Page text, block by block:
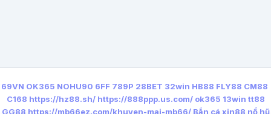
69VN OK365 NOHU90 6FF 789P 28BET 32win HB88 FLY88 CM88
C168 https://hz88.sh/ https://888ppp.us.com/ ok365 13win tt88
GG88 https://mb66ez.com/khuyen-mai-mb66/ Bắn cá xin88 nổ hũ